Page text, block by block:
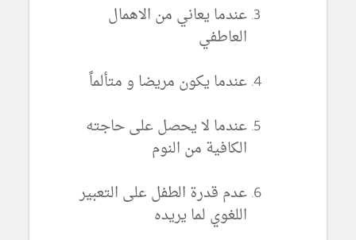
عندما يعاني من الاهمال
العاطفي
عندما يكون مريضا و متألماً
عندما لا يحصل على حاجته
الكافية من النوم
عدم قدرة الطفل على التعبير
اللغوي لما يريده